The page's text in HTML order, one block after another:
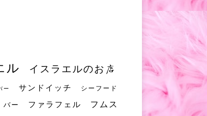
ル イスラエルのお店
ー サンドイッチ シーフード
バー ファラフェル フムス